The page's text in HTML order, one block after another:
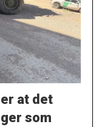
at det
som